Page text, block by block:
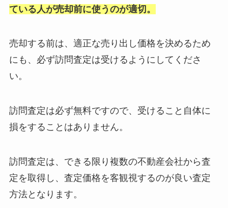
ている人が売却前に使うのが適切。
売却する前は、適正な売り出し価格を決めるため
にも、必ず訪問査定は受けるようにしてくださ
い。
訪問査定は必ず無料ですので、受けること自体に
損をすることはありません。
訪問査定は、できる限り複数の不動産会社から査
定を取得し、査定価格を客観視するのが良い査定
方法となります。